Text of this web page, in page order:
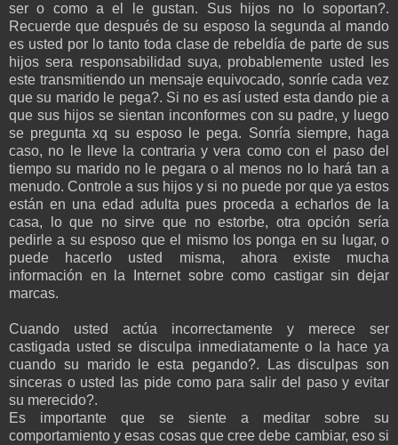
ser o como a el le gustan. Sus hijos no lo soportan?.
Recuerde que después de su esposo la segunda al mando
es usted por lo tanto toda clase de rebeldía de parte de sus
hijos sera responsabilidad suya, probablemente usted les
este transmitiendo un mensaje equivocado, sonríe cada vez
que su marido le pega?. Si no es así usted esta dando pie a
que sus hijos se sientan inconformes con su padre, y luego
se pregunta xq su esposo le pega. Sonría siempre, haga
caso, no le lleve la contraria y vera como con el paso del
tiempo su marido no le pegara o al menos no lo hará tan a
menudo. Controle a sus hijos y si no puede por que ya estos
están en una edad adulta pues proceda a echarlos de la
casa, lo que no sirve que no estorbe, otra opción sería
pedirle a su esposo que el mismo los ponga en su lugar, o
puede hacerlo usted misma, ahora existe mucha
información en la Internet sobre como castigar sin dejar
marcas.
Cuando usted actúa incorrectamente y merece ser
castigada usted se disculpa inmediatamente o la hace ya
cuando su marido le esta pegando?. Las disculpas son
sinceras o usted las pide como para salir del paso y evitar
su merecido?.
Es importante que se siente a meditar sobre su
comportamiento y esas cosas que cree debe cambiar, eso si